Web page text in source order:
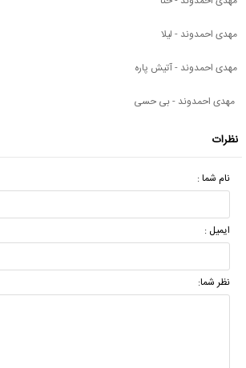
مهدی احمدوند - لیلا
مهدی احمدوند - آتیش پاره
مهدی احمدوند - بی حسی
نظرات
نام شما :
ایمیل :
نظر شما: